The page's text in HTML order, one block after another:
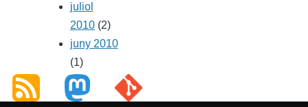
juliol
2010(2)
juny 2010
(1)